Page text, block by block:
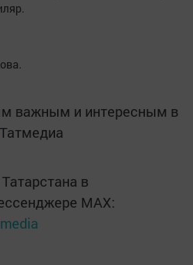
важным и интересным в
Татмедиа
в
MАХ: